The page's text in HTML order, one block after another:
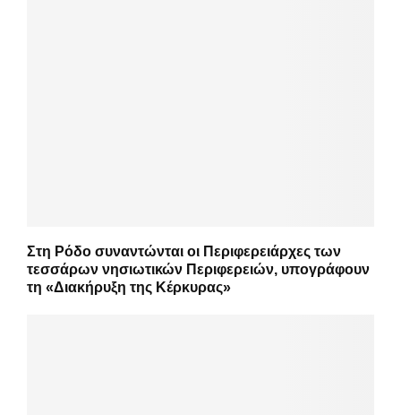
Στη Ρόδο συναντώνται οι Περιφερειάρχες των
τεσσάρων νησιωτικών Περιφερειών, υπογράφουν
τη «Διακήρυξη της Κέρκυρας»